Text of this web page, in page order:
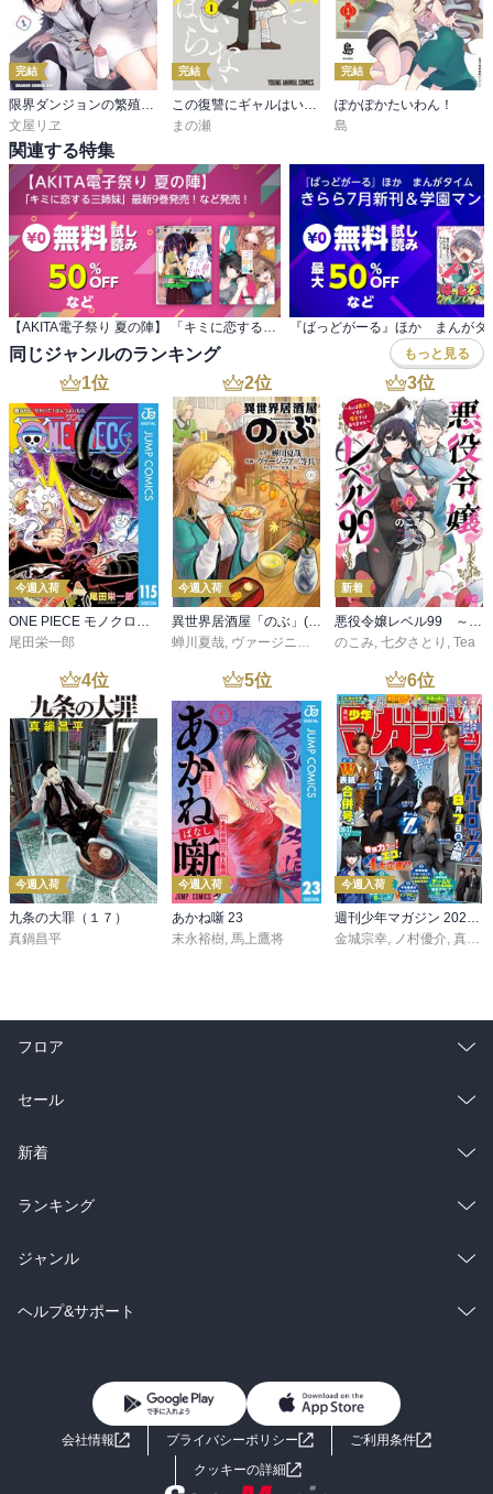
完結
限界ダンジョンの繁殖事情
文屋リヱ
完結
この復讐にギャルはいらない
まの瀬
完結
ぽかぽかたいわん！
島
関連する特集
【AKITA電子祭り 夏の陣】 「キミに恋する三姉妹」最新9巻発売！など発売！
同じジャンルのランキング もっと見る
1位
今週入荷
尾田栄一郎
2位
今週入荷
蝉川夏哉 ヴァージニア二等兵 ,転
3位
新着
のこみ 七夕さとり Tea
4位
今週入荷
九条の大罪（１７）
真鍋昌平
5位
今週入荷
あかね噺 23
末永裕樹, 馬上鷹将
6位
今週入荷
週刊少年マガジン 2026年36・37号[2026年8月5日発売]
金城宗幸, ノ村優介, 真島ヒロ
フロア
総合
ラノベ
雑誌・グラビア
BL・TL
セール
総合
ラノベ
雑誌・グラビア
BL・TL
新着
総合
ラノベ
雑誌・グラビア
ランキング
総合
ラノベ
ジャンル
コミック
ライトノベル 男子向けラノベ
小説
ヘルプ&サポート
よくあるご質問 お問い合わせ
会社情報 プライバシーポリシー
ご利用条件
クッキーの詳細